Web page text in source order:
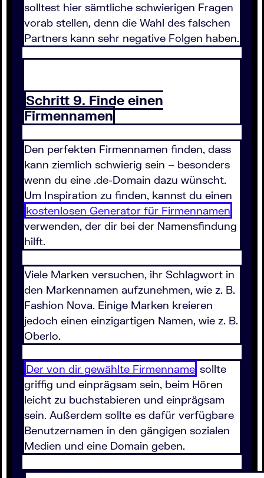
solltest hier sämtliche schwierigen Fragen
vorab stellen, denn die Wahl des falschen
Partners kann sehr negative Folgen haben.
Schritt 9. Finde einen
Firmennamen
Den perfekten Firmennamen finden, dass
kann ziemlich schwierig sein – besonders
wenn du eine .de-Domain dazu wünscht.
Um Inspiration zu finden, kannst du einen
kostenlosen Generator für Firmennamen
verwenden, der dir bei der Namensfindung
hilft.
Viele Marken versuchen, ihr Schlagwort in
den Markennamen aufzunehmen, wie z. B.
Fashion Nova. Einige Marken kreieren
jedoch einen einzigartigen Namen, wie z. B.
Oberlo.
Der von dir gewählte Firmenname sollte
griffig und einprägsam sein, beim Hören
leicht zu buchstabieren und einprägsam
sein. Außerdem sollte es dafür verfügbare
Benutzernamen in den gängigen sozialen
Medien und eine Domain geben.